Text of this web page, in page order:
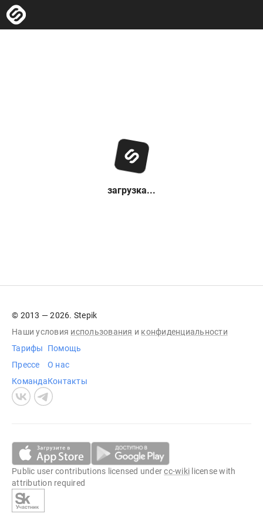
загрузка...
© 2013 — 2026. Stepik
Наши условия использования и конфиденциальности
Тарифы
Прессе
Команда
Помощь
О нас
Контакты
Public user contributions licensed undercc-wiki license with
attribution required